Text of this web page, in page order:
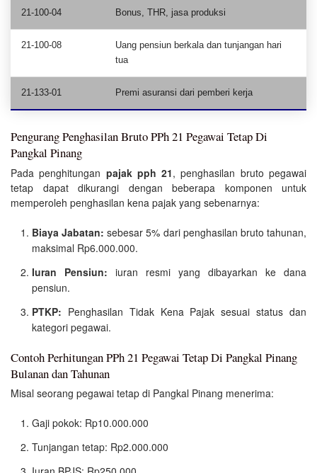
21-100-04 Bonus, THR, jasa produksi
21-100-08
Uang pensiun berkala dan tunjangan hari
tua
21-133-01 Premi asuransi dari pemberi kerja
Pengurang Penghasilan Bruto PPh 21 Pegawai Tetap Di
Pangkal Pinang
Pada penghitungan pajak pph 21, penghasilan bruto pegawai
tetap dapat dikurangi dengan beberapa komponen untuk
memperoleh penghasilan kena pajak yang sebenarnya:
Biaya Jabatan: sebesar 5% dari penghasilan bruto tahunan,
maksimal Rp6.000.000.
Iuran Pensiun: iuran resmi yang dibayarkan ke dana
pensiun.
PTKP: Penghasilan Tidak Kena Pajak sesuai status dan
kategori pegawai.
Contoh Perhitungan PPh 21 Pegawai Tetap Di Pangkal Pinang
Bulanan dan Tahunan
Misal seorang pegawai tetap di Pangkal Pinang menerima:
Gaji pokok: Rp10.000.000
Tunjangan tetap: Rp2.000.000